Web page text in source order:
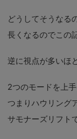
どうしてそうなる
長くなるのでこの
逆に視点が多いほ
2つのモードを上
つまりハウリング
サモナーズリフト